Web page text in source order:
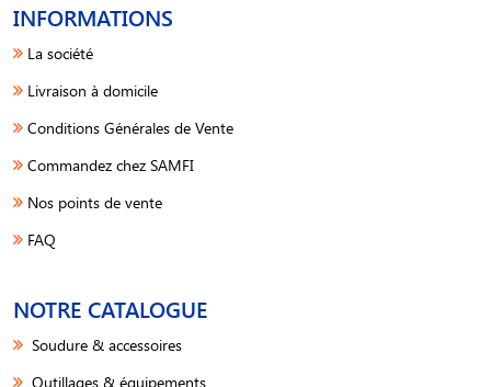
INFORMATIONS
La société
Livraison à domicile
Conditions Générales de Vente
Commandez chez SAMFI
Nos points de vente
FAQ
NOTRE CATALOGUE
Soudure & accessoires
Outillages & équipements